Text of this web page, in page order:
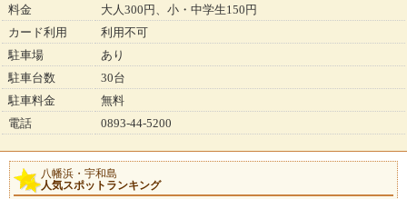
料金
大人300円、小・中学生150円
カード利用
利用不可
駐車場
あり
駐車台数
30台
駐車料金
無料
電話
0893-44-5200
八幡浜・宇和島
人気スポットランキング